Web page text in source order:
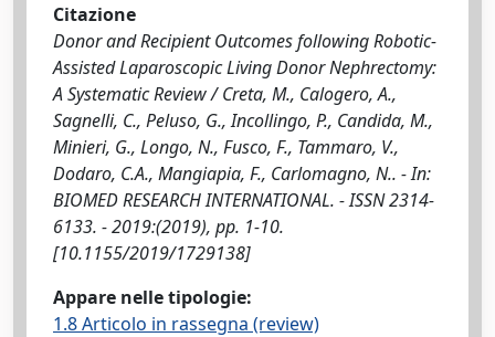
Citazione
Donor and Recipient Outcomes following Robotic-
Assisted Laparoscopic Living Donor Nephrectomy:
A Systematic Review / Creta, M., Calogero, A.,
Sagnelli, C., Peluso, G., Incollingo, P., Candida, M.,
Minieri, G., Longo, N., Fusco, F., Tammaro, V.,
Dodaro, C.A., Mangiapia, F., Carlomagno, N.. - In:
BIOMED RESEARCH INTERNATIONAL. - ISSN 2314-
6133. - 2019:(2019), pp. 1-10.
[10.1155/2019/1729138]
Appare nelle tipologie:
1.8 Articolo in rassegna (review)